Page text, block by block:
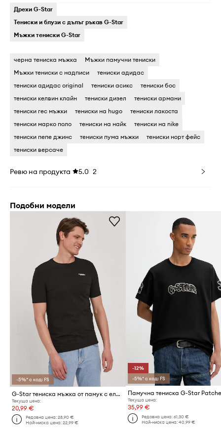
Дрехи G-Star
Тениски и блузи с дълъг ръкав G-Star
Мъжки тениски G-Star
черна тениска мъжка
Мъжки памучни тениски
Мъжки тениски с надписи
тениски адидас
тениски адидас original
тениски асикс
тениски бос
тениски келвин клайн
тениски дизел
тениски армани
тениски гес мъжки
тениски на hugo
тениски лакоста
тениски марко поло
тениски на найк
тениски на nike
тениски пепе джинс
тениски пума мъжки
тениски норт фейс
тениски версаче
Ревю на продукта 5.0 2
Подобни модели
-5%* с код: FS
G-Star тениска мъжка от памук с еластан Slim base
Текуща цена:
20,99 €
Редовна цена:28,90 €
Най-ниска цена:22,99 €
-12%
-5%* с код: FS
Текуща цена:
35,99 €
Редовна цена: 61,30 €
Най-ниска цена: 40,99 €